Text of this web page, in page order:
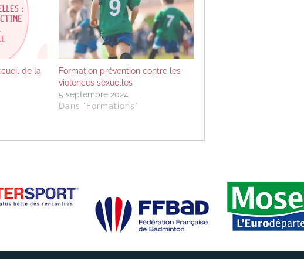
de la
Formation prévention contre les
violences sexuelles
5 septembre 2024
Dans "Formations"